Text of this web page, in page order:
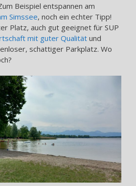
Beispiel entspannen am
Simssee, noch ein echter Tipp!
Platz, auch gut geeignet für SUP
mit guter Qualität und
schattiger Parkplatz. Wo